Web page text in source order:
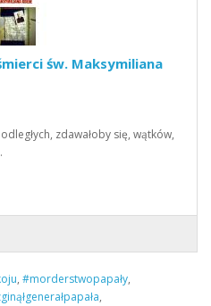
św. Maksymiliana
zdawałoby się, wątków,
, #morderstwopapały,
,